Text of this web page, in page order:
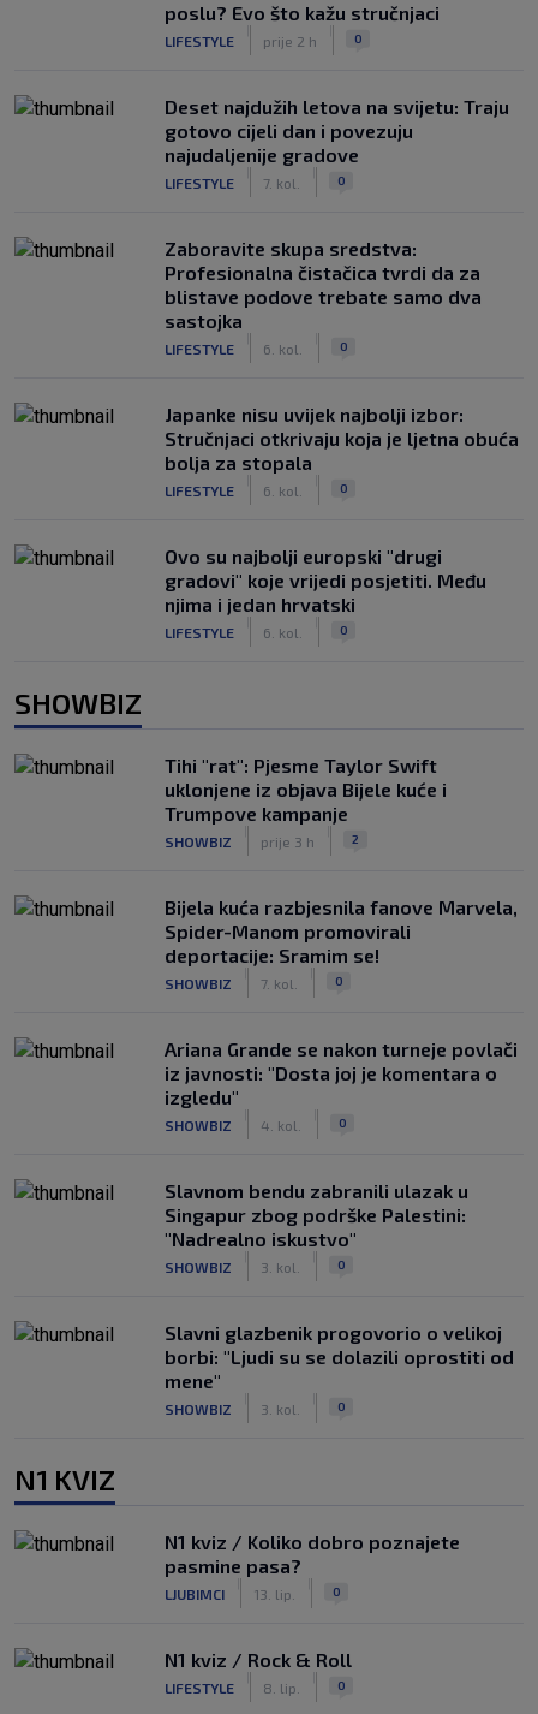
poslu? Evo što kažu stručnjaci
LIFESTYLE prije 2 h 0
Deset najdužih letova na svijetu: Traju
gotovo cijeli dan i povezuju
najudaljenije gradove
LIFESTYLE 7. kol. 0
Zaboravite skupa sredstva:
Profesionalna čistačica tvrdi da za
blistave podove trebate samo dva
sastojka
LIFESTYLE 6. kol. 0
Japanke nisu uvijek najbolji izbor:
Stručnjaci otkrivaju koja je ljetna obuća
bolja za stopala
LIFESTYLE 6. kol. 0
Ovo su najbolji europski "drugi
gradovi" koje vrijedi posjetiti. Među
njima i jedan hrvatski
LIFESTYLE 6. kol. 0
SHOWBIZ
Tihi "rat": Pjesme Taylor Swift
uklonjene iz objava Bijele kuće i
Trumpove kampanje
SHOWBIZ prije 3 h 2
Bijela kuća razbjesnila fanove Marvela,
Spider-Manom promovirali
deportacije: Sramim se!
SHOWBIZ 7. kol. 0
Ariana Grande se nakon turneje povlači
iz javnosti: "Dosta joj je komentara o
izgledu"
SHOWBIZ 4. kol. 0
Slavnom bendu zabranili ulazak u
Singapur zbog podrške Palestini:
"Nadrealno iskustvo"
SHOWBIZ 3. kol. 0
Slavni glazbenik progovorio o velikoj
borbi: "Ljudi su se dolazili oprostiti od
mene"
SHOWBIZ 3. kol. 0
N1 KVIZ
N1 kviz / Koliko dobro poznajete
pasmine pasa?
LJUBIMCI 13. lip. 0
N1 kviz / Rock & Roll
LIFESTYLE 8. lip. 0